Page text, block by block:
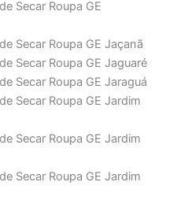
Secar Roupa GE
Secar Roupa GE Jaçanã
Secar Roupa GE Jaguaré
Secar Roupa GE Jaraguá
Secar Roupa GE Jardim
Secar Roupa GE Jardim
Secar Roupa GE Jardim